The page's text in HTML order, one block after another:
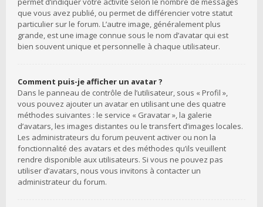
que vous avez publié, ou permet de différencier votre statut
particulier sur le forum. L’autre image, généralement plus
grande, est une image connue sous le nom d’avatar qui est
bien souvent unique et personnelle à chaque utilisateur.
Comment puis-je afficher un avatar ?
Dans le panneau de contrôle de l’utilisateur, sous « Profil »,
vous pouvez ajouter un avatar en utilisant une des quatre
méthodes suivantes : le service « Gravatar », la galerie
d’avatars, les images distantes ou le transfert d’images locales.
Les administrateurs du forum peuvent activer ou non la
fonctionnalité des avatars et des méthodes qu’ils veuillent
rendre disponible aux utilisateurs. Si vous ne pouvez pas
utiliser d’avatars, nous vous invitons à contacter un
administrateur du forum.